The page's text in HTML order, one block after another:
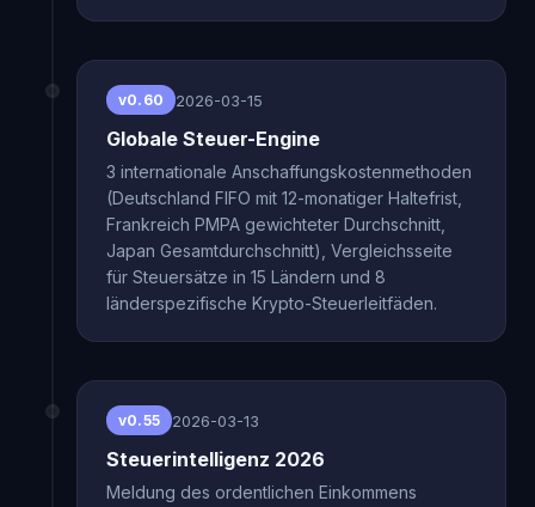
v0.60 2026-03-15
Globale Steuer-Engine
3 internationale Anschaffungskostenmethoden
(Deutschland FIFO mit 12-monatiger Haltefrist,
Frankreich PMPA gewichteter Durchschnitt,
Japan Gesamtdurchschnitt), Vergleichsseite
für Steuersätze in 15 Ländern und 8
länderspezifische Krypto-Steuerleitfäden.
v0.55 2026-03-13
Steuerintelligenz 2026
Meldung des ordentlichen Einkommens